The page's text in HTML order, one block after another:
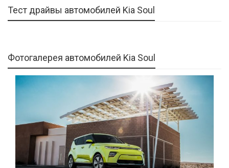
Тест драйвы автомобилей Kia Soul
Фотогалерея автомобилей Kia Soul